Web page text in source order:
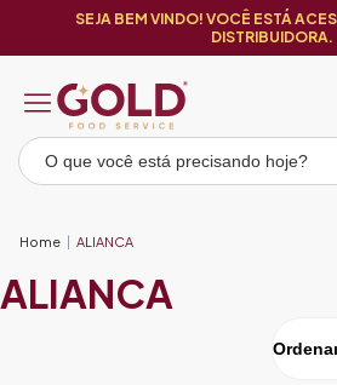
SEJA BEM VINDO! VOCÊ ESTÁ
DISTRIBUIDORA.
Home ALIANCA
ALIANCA